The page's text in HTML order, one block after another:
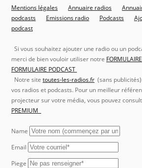
Mentions légales Annuaire radios
podcasts
Emissions radio Podcasts
podcast
Si vous souhaitez ajouter une radio ou un
merci de bien vouloir utiliser notre
FORMULAIRE PODCAST
Notre site toutes-les-radios.fr (sans
vos radios et podcasts. Pour un meilleur
projecteur sur votre média, vous pouvez
PREMIUM
Name
Email
Piege